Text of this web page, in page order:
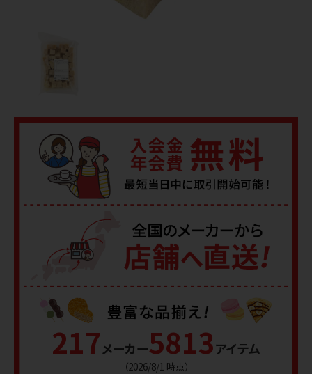
217メーカー5813アイテム
（2026/8/1 時点）